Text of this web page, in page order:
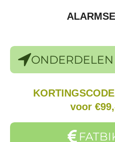
ONDERDELEN
voor